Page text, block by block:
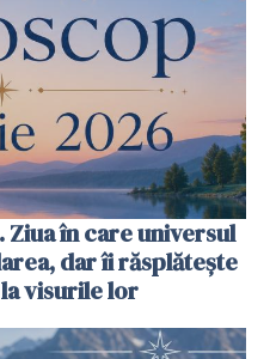
Ziua în care universul
dar îi răsplătește
visurile lor